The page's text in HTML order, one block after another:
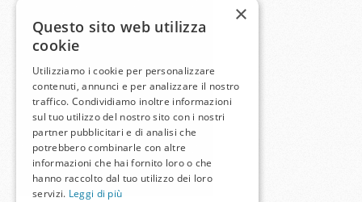
×
Questo sito web utilizza
cookie
Utilizziamo i cookie per personalizzare
contenuti, annunci e per analizzare il nostro
traffico. Condividiamo inoltre informazioni
sul tuo utilizzo del nostro sito con i nostri
partner pubblicitari e di analisi che
potrebbero combinarle con altre
informazioni che hai fornito loro o che
hanno raccolto dal tuo utilizzo dei loro
servizi. Leggi di più